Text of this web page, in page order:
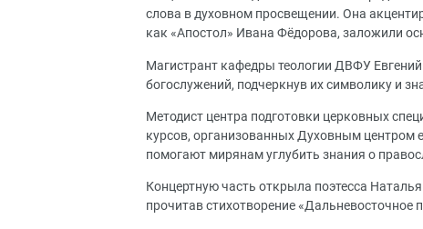
слова в духовном просвещении. Она
как «Апостол» Ивана Фёдорова, заложили
Магистрант кафедры теологии ДВФУ
богослужений, подчеркнув их символику и
Методист центра подготовки церковных
курсов, организованных Духовным центром
помогают мирянам углубить знания о
Концертную часть открыла поэтесса
прочитав стихотворение «Дальневосточное